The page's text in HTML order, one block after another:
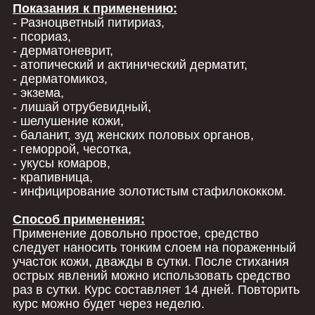
Показания к применению:
- Разноцветный питириаз,
- псориаз,
- дерматоневрит,
- атопический и актинический дерматит,
- дерматомикоз,
- экзема,
- лишай отрубевидный,
- шелушение кожи,
- баланит, зуд женских половых органов,
- геморрой, чесотка,
- укусы комаров,
- крапивница,
- инфицирование золотистым стафилококком.
Способ применения:
Применение довольно простое, средство
следует наносить тонким слоем на пораженный
участок кожи, дважды в сутки. После стихания
острых явлений можно использовать средство
раз в сутки. Курс составляет 14 дней. Повторить
курс можно будет через неделю.